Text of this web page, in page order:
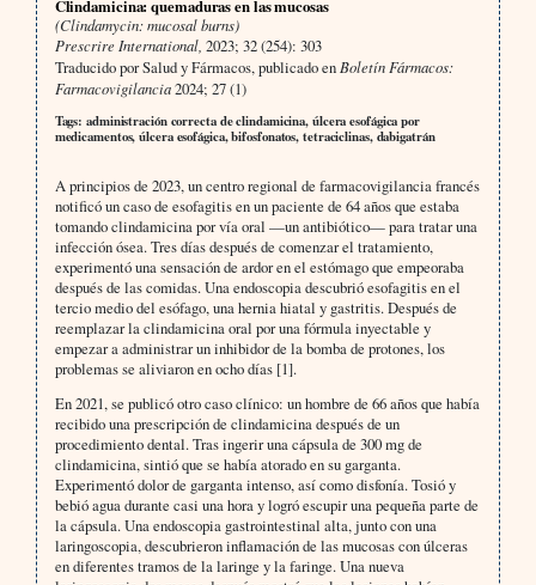
Clindamicina: quemaduras en las mucosas
(Clindamycin: mucosal burns)
Prescrire International, 2023; 32 (254): 303
Traducido por Salud y Fármacos, publicado en Boletín Fármacos:
Farmacovigilancia2024; 27 (1)
Tags: administración correcta de clindamicina, úlcera esofágica por
medicamentos, úlcera esofágica, bifosfonatos, tetraciclinas, dabigatrán
A principios de 2023, un centro regional de farmacovigilancia francés
notificó un caso de esofagitis en un paciente de 64 años que estaba
tomando clindamicina por vía oral —un antibiótico— para tratar una
infección ósea. Tres días después de comenzar el tratamiento,
experimentó una sensación de ardor en el estómago que empeoraba
después de las comidas. Una endoscopia descubrió esofagitis en el
tercio medio del esófago, una hernia hiatal y gastritis. Después de
reemplazar la clindamicina oral por una fórmula inyectable y
empezar a administrar un inhibidor de la bomba de protones, los
problemas se aliviaron en ocho días [1].
En 2021, se publicó otro caso clínico: un hombre de 66 años que había
recibido una prescripción de clindamicina después de un
procedimiento dental. Tras ingerir una cápsula de 300 mg de
clindamicina, sintió que se había atorado en su garganta.
Experimentó dolor de garganta intenso, así como disfonía. Tosió y
bebió agua durante casi una hora y logró escupir una pequeña parte de
la cápsula. Una endoscopia gastrointestinal alta, junto con una
laringoscopia, descubrieron inflamación de las mucosas con úlceras
en diferentes tramos de la laringe y la faringe. Una nueva